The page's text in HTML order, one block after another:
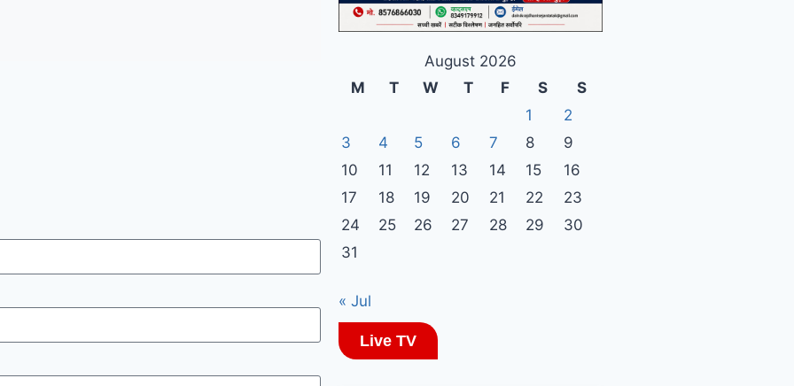
August 2026
M
T W T F S
S
1
2
3
4 5 6 7 8
9
10
11 12 13 14 15
16
17
18 19 20 21 22
23
24
25 26 27 28 29
30
31
« Jul
Live TV